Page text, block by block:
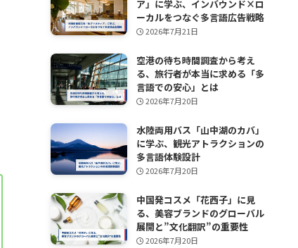
ア」に学ぶ、インバウンド×ロ
ーカルをつなぐ多言語広告戦略
2026年7月21日
空港の待ち時間調査から考え
る、旅行者が本当に求める「多
言語での安心」とは
2026年7月20日
水陸両用バス「山中湖のカバ」
に学ぶ、観光アトラクションの
多言語体験設計
2026年7月20日
中国発コスメ「花西子」に見
る、美容ブランドのグローバル
展開と”文化翻訳”の重要性
2026年7月20日